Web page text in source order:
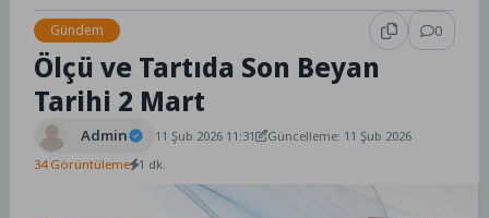
Gündem 0
Ölçü ve Tartıda Son Beyan
Tarihi 2 Mart
Admin 11 Şub 2026 11:31
Güncelleme: 11 Şub 2026
34 Görüntüleme 1 dk.